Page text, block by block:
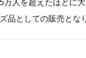
万人を超えたほどに
品としての販売とな